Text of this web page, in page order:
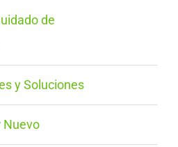
de
y Soluciones
Nuevo